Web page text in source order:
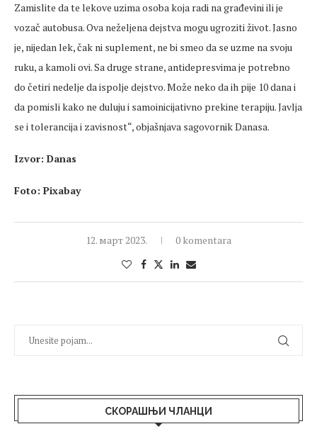
Zamislite da te lekove uzima osoba koja radi na građevini ili je
vozač autobusa. Ova neželjena dejstva mogu ugroziti život. Jasno
je, nijedan lek, čak ni suplement, ne bi smeo da se uzme na svoju
ruku, a kamoli ovi. Sa druge strane, antidepresvima je potrebno
do četiri nedelje da ispolje dejstvo. Može neko da ih pije 10 dana i
da pomisli kako ne duluju i samoinicijativno prekine terapiju. Javlja
se i tolerancija i zavisnost“, objašnjava sagovornik Danasa.
Izvor: Danas
Foto: Pixabay
12. март 2023. 0 komentara
СКОРАШЊИ ЧЛАНЦИ